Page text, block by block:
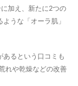
加え、新たに2つの
うな「オーラ肌」
あるという口コミも
れや乾燥などの改善